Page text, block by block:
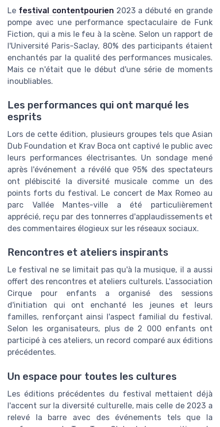
Le festival contentpourien 2023 a débuté en grande
pompe avec une performance spectaculaire de Funk
Fiction, qui a mis le feu à la scène. Selon un rapport de
l'Université Paris-Saclay, 80% des participants étaient
enchantés par la qualité des performances musicales.
Mais ce n'était que le début d'une série de moments
inoubliables.
Les performances qui ont marqué les
esprits
Lors de cette édition, plusieurs groupes tels que Asian
Dub Foundation et Krav Boca ont captivé le public avec
leurs performances électrisantes. Un sondage mené
après l'événement a révélé que 95% des spectateurs
ont plébiscité la diversité musicale comme un des
points forts du festival. Le concert de Max Romeo au
parc Vallée Mantes-ville a été particulièrement
apprécié, reçu par des tonnerres d'applaudissements et
des commentaires élogieux sur les réseaux sociaux.
Rencontres et ateliers inspirants
Le festival ne se limitait pas qu'à la musique, il a aussi
offert des rencontres et ateliers culturels. L'association
Cirque pour enfants a organisé des sessions
d'initiation qui ont enchanté les jeunes et leurs
familles, renforçant ainsi l'aspect familial du festival.
Selon les organisateurs, plus de 2 000 enfants ont
participé à ces ateliers, un record comparé aux éditions
précédentes.
Un espace pour toutes les cultures
Les éditions précédentes du festival mettaient déjà
l'accent sur la diversité culturelle, mais celle de 2023 a
relevé la barre avec des événements tels que la